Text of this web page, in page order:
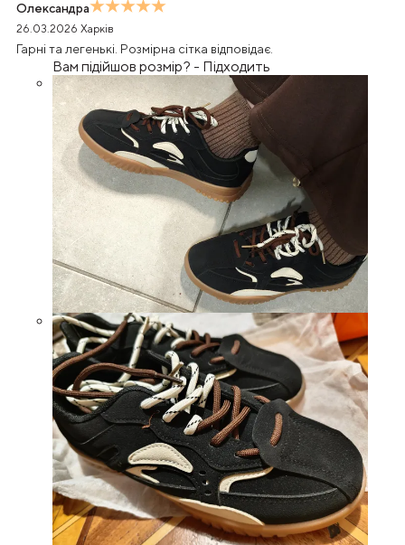
Олександра
26.03.2026 Харків
Гарні та легенькі. Розмірна сітка відповідає.
Вам підійшов розмір? - Підходить